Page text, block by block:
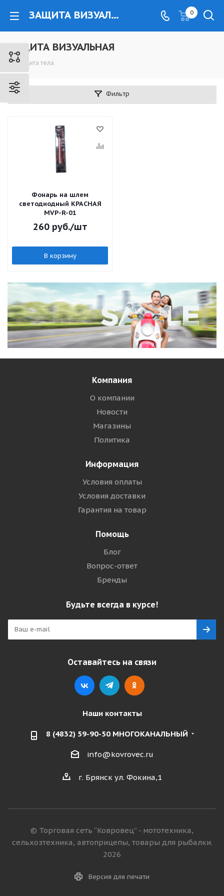
ЗАЩИТА ВИЗУАЛЬНАЯ - www.kovrovec.ru 0
ЗАЩИТА ВИЗУАЛЬНАЯ
Защита тела
Фильтр
Фонарь на шлем
светодиодный КРАСНАЯ
MVP-R-01
260руб./шт
В корзину
Компания
О компании
Новости
Магазины
Политика
Информация
Условия оплаты
Условия доставки
Гарантия на товар
Помощь
Блог
Вопрос-ответ
Бренды
Будьте всегда в курсе!
Оставайтесь на связи
Наши контакты
8 (4832) 59-90-50 МНОГОКАНАЛЬНЫЙ
info@kovrovec.ru
г. Брянск ул. Фокина,1
© Торговая сеть “Ковровец” - мототехника,
сельхозтехника, автоприцепы, товары для рыбалки.
2026
Версия для печати